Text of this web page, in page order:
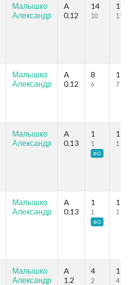
Малышко
Александр
A
0.12
14
10
18
11
Малышко
Александр
A
0.12
8
6
12
7
Малышко
Александр
A
0.13
1
1
ФО
1
1
Малышко
Александр
A
0.13
1
1
ФО
1
1
Малышко
Александр
A
1.2
4
2
13
4